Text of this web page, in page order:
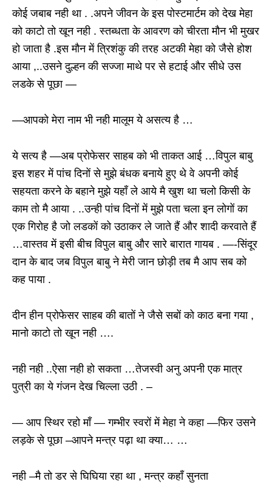
कोई जबाब नही था . .अपने जीवन के इस पोस्टमार्टम को देख मेहा
को काटो तो खून नही . स्तब्धता के आवरण को चीरता मौन भी मुखर
हो जाता है .इस मौन में त्रिशंकु की तरह अटकी मेहा को जैसे होश
आया ,..उसने दुल्हन की सज्जा माथे पर से हटाई और सीधे उस
लडके से पूछा —
—आपको मेरा नाम भी नही मालूम ये असत्य है …
ये सत्य है —अब प्रोफेसर साहब को भी ताकत आई …विपुल बाबु
इस शहर में पांच दिनों से मुझे बंधक बनाये हुए थे वे अपनी कोई
सहयता करने के बहाने मुझे यहाँ ले आये मै खुश था चलो किसी के
काम तो मै आया . ..उन्ही पांच दिनों में मुझे पता चला इन लोगों का
एक गिरोह है जो लडकों को उठाकर ले जाते हैं और शादी करवाते हैं
…वास्तव में इसी बीच विपुल बाबु और सारे बारात गायब . —-सिंदूर
दान के बाद जब विपुल बाबु ने मेरी जान छोड़ी तब मै आप सब को
कह पाया .
दीन हीन प्रोफेसर साहब की बातों ने जैसे सबों को काठ बना गया ,
मानो काटो तो खून नही ….
नही नही ..ऐसा नही हो सकता …तेजस्वी अनु अपनी एक मात्र
पुत्री का ये गंजन देख चिल्ला उठी . –
— आप स्थिर रहो माँ — गम्भीर स्वरों में मेहा ने कहा —फिर उसने
लड़के से पूछा –आपने मन्त्र पढ़ा था क्या… …
नही –मै तो डर से घिघिया रहा था , मन्त्र कहाँ सुनता